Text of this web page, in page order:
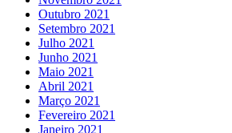
Outubro 2021
Setembro 2021
Julho 2021
Junho 2021
Maio 2021
Abril 2021
Março 2021
Fevereiro 2021
Janeiro 2021